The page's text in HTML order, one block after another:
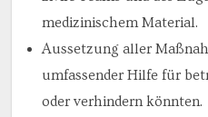
medizinischem Material.
Aussetzung aller
umfassender Hilfe für
oder verhindern könnten.